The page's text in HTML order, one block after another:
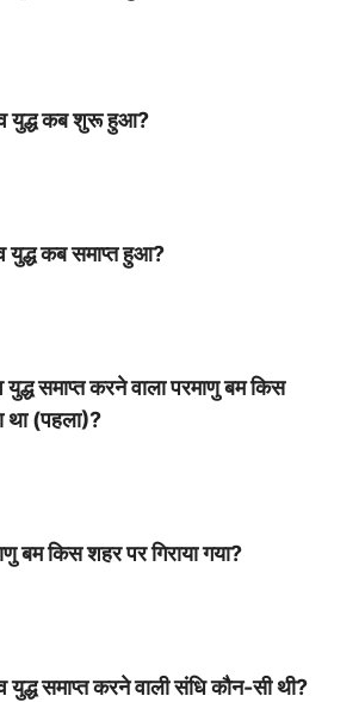
युद्ध कब शुरू हुआ?
युद्ध कब समाप्त हुआ?
युद्ध समाप्त करने वाला परमाणु बम किस
था (पहला)?
बम किस शहर पर गिराया गया?
समाप्त करने वाली संधि कौन-सी थी?